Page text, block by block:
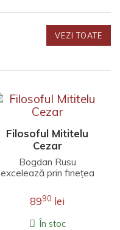
VEZI TOATE
Filosoful Mititelu
Cezar
Bogdan Rusu
excelează prin finețea
îmbină erudiția
filosofică, investigația j..
8990 lei
În stoc